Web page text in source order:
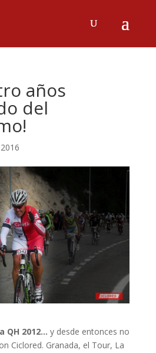
años
del
QH 2012… y desde entonces no
Ciclored. Granada, el Tour, La